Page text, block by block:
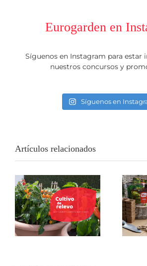
Eurogarden en
Síguenos en Instagram para estar
nuestros concursos y
Síguenos en
Artículos relacionados
Cultivo de relevo:
la técnica para
que tu huerto
urbano nunca se